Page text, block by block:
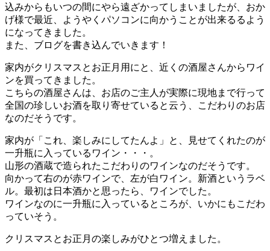
込みからもいつの間にやら遠ざかってしまいましたが、おか
げ様で最近、ようやくパソコンに向かうことが出来るるよう
になってきました。
また、ブログを書き込んでいきます！
家内がクリスマスとお正月用にと、近くの酒屋さんからワイ
ンを買ってきました。
こちらの酒屋さんは、お店のご主人が実際に現地まで行って
全国の珍しいお酒を取り寄せていると云う、こだわりのお店
なのだそうです。
家内が「これ、楽しみにしてたんよ」と、見せてくれたのが
一升瓶に入っているワイン・・・。
山形の酒蔵で造られたこだわりのワインなのだそうです。
向かって右のが赤ワインで、左が白ワイン。新酒というラベ
ル。最初は日本酒かと思ったら、ワインでした。
ワインなのに一升瓶に入っているところが、いかにもこだわ
っていそう。
クリスマスとお正月の楽しみがひとつ増えました。